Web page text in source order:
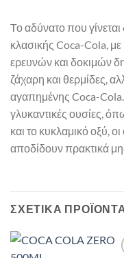
Tο αδύνατο που
κλασικής Coca-Cola,
ερευνών και δοκιμών
ζάχαρη και θερμίδες,
αγαπημένης Coca-Cola.
γλυκαντικές ουσίες,
και το κυκλαμικό οξύ,
αποδίδουν πρακτικά
ΣΧΕΤΙΚΆ